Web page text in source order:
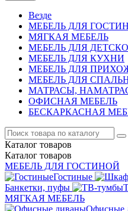
Везде
МЕБЕЛЬ ДЛЯ
МЯГКАЯ МЕБЕЛЬ
МЕБЕЛЬ ДЛЯ
МЕБЕЛЬ ДЛЯ КУХНИ
МЕБЕЛЬ ДЛЯ
МЕБЕЛЬ ДЛЯ
МАТРАСЫ,
ОФИСНАЯ МЕБЕЛЬ
БЕСКАРКАСНАЯ
Каталог товаров
Каталог товаров
МЕБЕЛЬ ДЛЯ ГОСТИНОЙ
Гостиные
Банкетки, пуфы
МЯГКАЯ МЕБЕЛЬ